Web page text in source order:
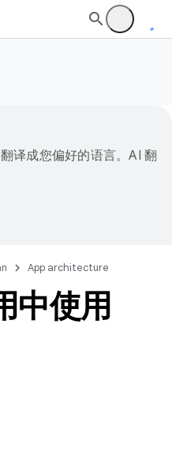
译成您偏好的语言。AI 翻
App architecture
中使用